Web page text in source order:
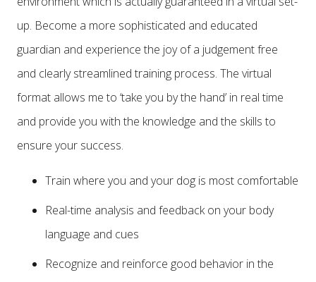
up. Become a more sophisticated and educated
guardian and experience the joy of a judgement free
and clearly streamlined training process. The virtual
format allows me to ‘take you by the hand’ in real time
and provide you with the knowledge and the skills to
ensure your success.
Train where you and your dog is most comfortable
Real-time analysis and feedback on your body
language and cues
Recognize and reinforce good behavior in the